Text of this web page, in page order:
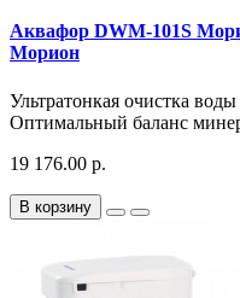
Аквафор DWM-101S
Морион
Ультратонкая очистка
Оптимальный баланс
19 176.00 р.
В корзину